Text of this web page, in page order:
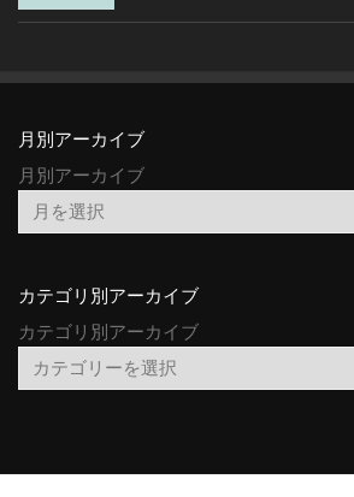
月別アーカイブ
月別アーカイブ
カテゴリ別アーカイブ
カテゴリ別アーカイブ